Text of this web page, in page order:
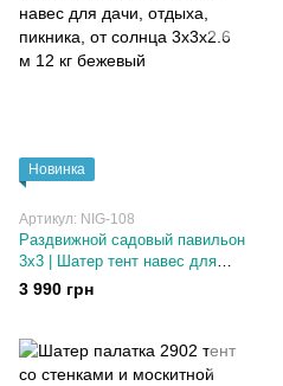
Новинка
Артикул: NIG-108
Раздвижной садовый павильон
3х3 | Шатер тент навес для
дачи, отдыха, пикника, от
солнца 3х3х2.6 м 12 кг
3 990 грн